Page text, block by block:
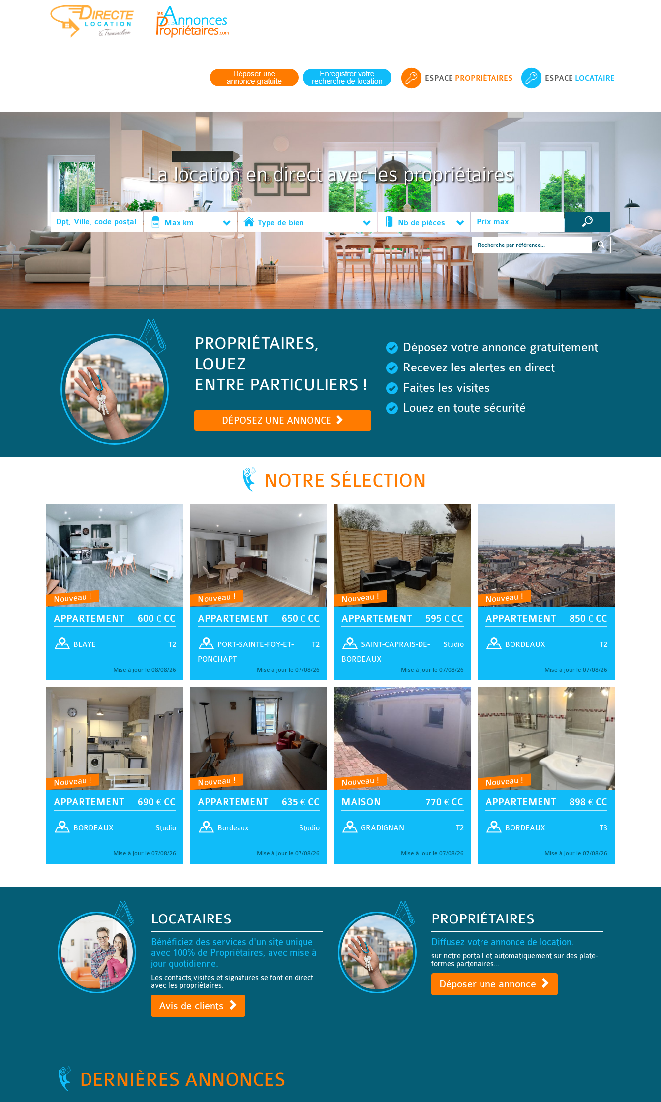
ESPACE PROPRIÉTAIRES ESPACE LOCATAIRE
La location en direct avec les propriétaires
Max km Type de bien Nb de pièces
PROPRIÉTAIRES,
LOUEZ
ENTRE PARTICULIERS !
DÉPOSEZ UNE ANNONCE
Déposez votre annonce gratuitement
Recevez les alertes en direct
Faites les visites
Louez en toute sécurité
NOTRE SÉLECTION
Nouveau !
APPARTEMENT 600 € CC
T2
BLAYE
Mise à jour le 08/08/26
Nouveau !
APPARTEMENT 650 € CC
T2
PORT-SAINTE-FOY-ET-
PONCHAPT
Mise à jour le 07/08/26
Nouveau !
APPARTEMENT 595 € CC
Studio
SAINT-CAPRAIS-DE-
BORDEAUX
Mise à jour le 07/08/26
Nouveau !
APPARTEMENT 850 € CC
T2
BORDEAUX
Mise à jour le 07/08/26
Nouveau !
APPARTEMENT 690 € CC
Studio
BORDEAUX
Mise à jour le 07/08/26
Nouveau !
APPARTEMENT 635 € CC
Studio
Bordeaux
Mise à jour le 07/08/26
Nouveau !
MAISON 770 € CC
T2
GRADIGNAN
Mise à jour le 07/08/26
Nouveau !
APPARTEMENT 898 € CC
T3
BORDEAUX
Mise à jour le 07/08/26
LOCATAIRES
Bénéficiez des services d'un site unique
avec 100% de Propriétaires, avec mise à
jour quotidienne.
Les contacts,visites et signatures se font en direct
avec les propriétaires.
Avis de clients
PROPRIÉTAIRES
Diffusez votre annonce de location.
sur notre portail et automatiquement sur des plate-
formes partenaires...
Déposer une annonce
DERNIÈRES ANNONCES